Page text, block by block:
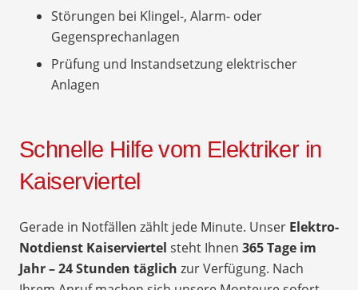
Störungen bei Klingel-, Alarm- oder
Gegensprechanlagen
Prüfung und Instandsetzung elektrischer
Anlagen
Schnelle Hilfe vom Elektriker in
Kaiserviertel
Gerade in Notfällen zählt jede Minute. Unser Elektro-
Notdienst Kaiserviertel steht Ihnen 365 Tage im
Jahr – 24 Stunden täglich zur Verfügung. Nach